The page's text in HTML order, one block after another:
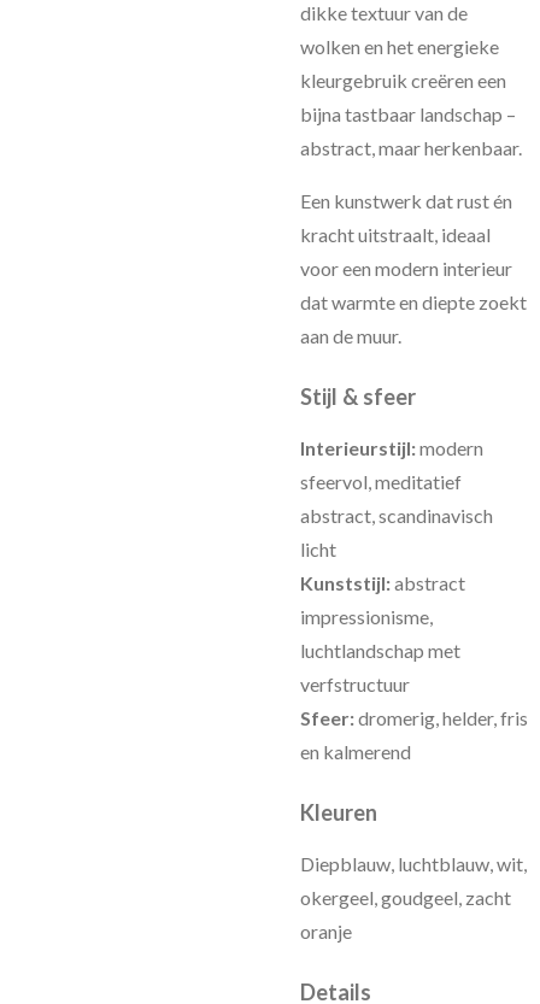
dikke textuur van de
wolken en het energieke
kleurgebruik creëren een
bijna tastbaar landschap –
abstract, maar herkenbaar.
Een kunstwerk dat rust én
kracht uitstraalt, ideaal
voor een modern interieur
dat warmte en diepte zoekt
aan de muur.
Stijl & sfeer
Interieurstijl:modern
sfeervol, meditatief
abstract, scandinavisch
licht
Kunststijl:abstract
impressionisme,
luchtlandschap met
verfstructuur
Sfeer:dromerig, helder, fris
en kalmerend
Kleuren
Diepblauw, luchtblauw, wit,
okergeel, goudgeel, zacht
oranje
Details